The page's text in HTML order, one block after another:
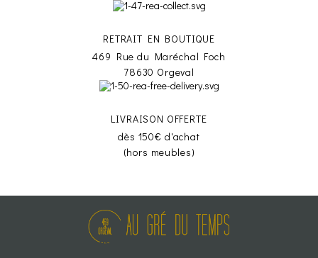
RETRAIT EN BOUTIQUE
469 Rue du Maréchal Foch
78630 Orgeval
LIVRAISON OFFERTE
dès 150€ d'achat
(hors meubles)